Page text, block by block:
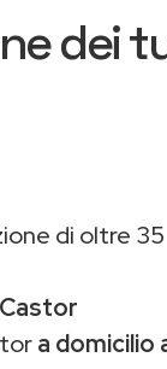
dei
di oltre 35
a domicilio